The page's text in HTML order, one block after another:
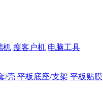
机 瘦客户机 电脑工具
/壳 平板底座/支架 平板贴膜